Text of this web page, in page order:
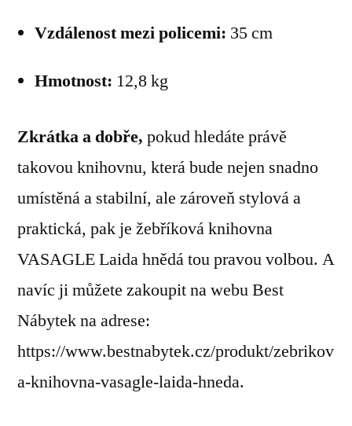
Vzdálenost mezi policemi: 35 cm
Hmotnost: 12,8 kg
Zkrátka a dobře, pokud hledáte právě
takovou knihovnu, která bude nejen snadno
umístěná a stabilní, ale zároveň stylová a
praktická, pak je žebříková knihovna
VASAGLE Laida hnědá tou pravou volbou. A
navíc ji můžete zakoupit na webu Best
Nábytek na adrese:
https://www.bestnabytek.cz/produkt/zebrikov
a-knihovna-vasagle-laida-hneda.